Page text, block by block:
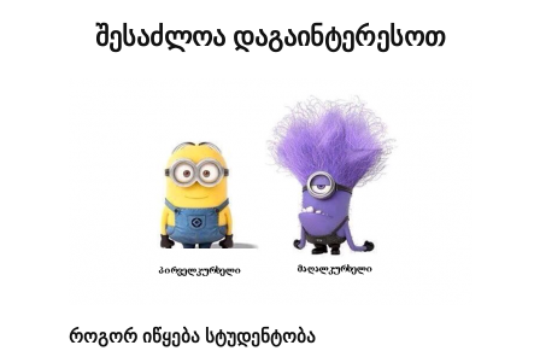
შესაძლოა დაგაინტერესოთ
როგორ იწყება სტუდენტობა